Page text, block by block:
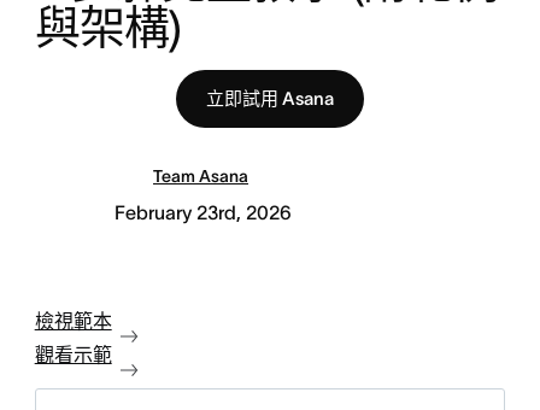
與架構)
立即試用 Asana
Team Asana
February 23rd, 2026
檢視範本
觀看示範